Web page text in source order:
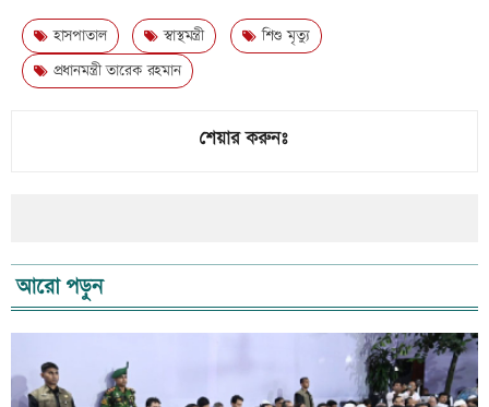
হাসপাতাল স্বাস্থমন্ত্রী
শিশু মৃত্যু
প্রধানমন্ত্রী তারেক রহমান
শেয়ার করুনঃ
আরো পড়ুন